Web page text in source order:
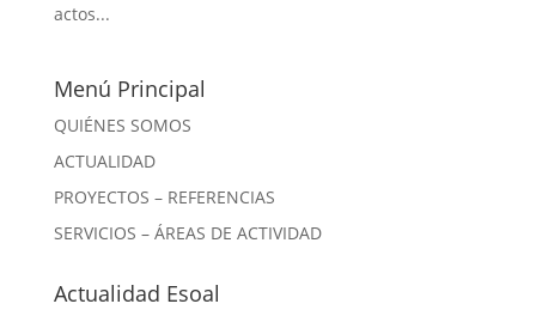
actos...
Menú Principal
QUIÉNES SOMOS
ACTUALIDAD
PROYECTOS – REFERENCIAS
SERVICIOS – ÁREAS DE ACTIVIDAD
Actualidad Esoal